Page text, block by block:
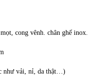
cong vênh. chân ghế inox.
như vải, nỉ, da thật…)